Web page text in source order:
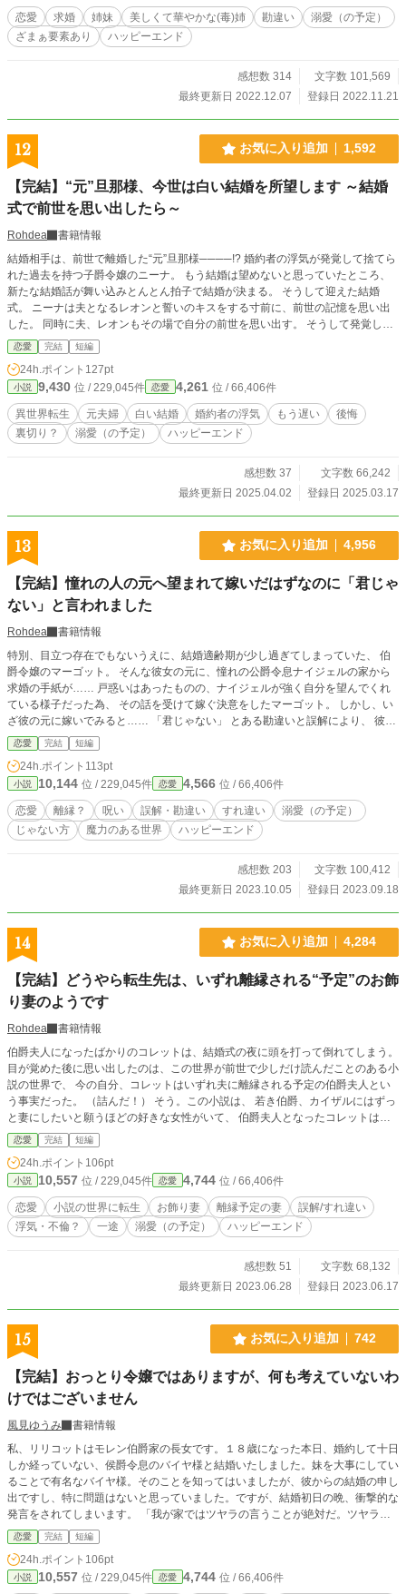
恋愛 求婚 姉妹 美しくて華やかな(毒)姉 勘違い
溺愛（の予定）
ざまぁ要素あり
ハッピーエンド
感想数 314
文字数 101,569
最終更新日 2022.12.07
登録日 2022.11.21
12 お気に入り追加 1,592
【完結】“元”旦那様、今世は白い結婚を所望します ～結婚
式で前世を思い出したら～
Rohdea
書籍情報
結婚相手は、前世で離婚した“元”旦那様────!? 婚約者の浮気が発覚して捨てら
れた過去を持つ子爵令嬢のニーナ。 もう結婚は望めないと思っていたところ、
新たな結婚話が舞い込みとんとん拍子で結婚が決まる。 そうして迎えた結婚
式。 ニーナは夫となるレオンと誓いのキスをする寸前に、前世の記憶を思い出
した。 同時に夫、レオンもその場で自分の前世を思い出す。 そうして発覚した
のは、自分たちは前世で離婚した元夫婦だったということ。 （どうしてこうな
った!?） かつて離婚した相手となんて上手くやって行ける気がしない。 しか
し、この結婚は政略結婚で今は新婚ホヤホヤ。 離縁は簡単ではない…… そんな
ニーナの出した結論は“白い結婚”だった。 こうして、仕方なくやり直し？ の白
い結婚の夫婦生活が始まったけれど……
恋愛 完結 短編
24h.ポイント 127pt
小説 9,430 位 / 229,045件 恋愛 4,261 位 / 66,406件
異世界転生 元夫婦 白い結婚 婚約者の浮気 もう遅い
後悔
裏切り？
溺愛（の予定） ハッピーエンド
感想数 37
文字数 66,242
最終更新日 2025.04.02
登録日 2025.03.17
13 お気に入り追加 4,956
【完結】憧れの人の元へ望まれて嫁いだはずなのに「君じゃ
ない」と言われました
Rohdea
書籍情報
特別、目立つ存在でもないうえに、結婚適齢期が少し過ぎてしまっていた、 伯
爵令嬢のマーゴット。 そんな彼女の元に、憧れの公爵令息ナイジェルの家から
求婚の手紙が…… 戸惑いはあったものの、ナイジェルが強く自分を望んでくれ
ている様子だった為、 その話を受けて嫁ぐ決意をしたマーゴット。 しかし、い
ざ彼の元に嫁いでみると…… 「君じゃない」 とある勘違いと誤解により、 彼が
本当に望んでいたのは自分ではなかったことを知った────……
恋愛 完結 短編
24h.ポイント 113pt
小説 10,144 位 / 229,045件 恋愛 4,566 位 / 66,406件
恋愛 離縁？ 呪い 誤解・勘違い すれ違い
溺愛（の予定）
じゃない方
魔力のある世界 ハッピーエンド
感想数 203
文字数 100,412
最終更新日 2023.10.05
登録日 2023.09.18
14 お気に入り追加 4,284
【完結】どうやら転生先は、いずれ離縁される“予定”のお飾
り妻のようです
Rohdea
書籍情報
伯爵夫人になったばかりのコレットは、結婚式の夜に頭を打って倒れてしまう。
目が覚めた後に思い出したのは、この世界が前世で少しだけ読んだことのある小
説の世界で、 今の自分、コレットはいずれ夫に離縁される予定の伯爵夫人とい
う事実だった。 （詰んだ！） そう。この小説は、 若き伯爵、カイザルにはずっ
と妻にしたいと願うほどの好きな女性がいて、 伯爵夫人となったコレットはそ
の事実を初夜になって初めて聞かされ、 自分が爵位継承の為だけのお飾り妻と
して娶られたこと、カイザルがいずれ離縁するつもりでいることを知る──
─…… というストーリー…… ───だったはず、よね？ （どうしよう……私、こ
の話の結末を知らないわ！） 離縁っていつなの？ その後の自分はどうなるの!?
……もう、結婚しちゃったじゃないの！ （どうせ、捨てられるなら好きに生き
てもいい？） そうして始まった転生者のはずなのに全く未来が分からない、 離
縁される予定のコレットの伯爵夫人生活は───……
恋愛 完結 短編
24h.ポイント 106pt
小説 10,557 位 / 229,045件 恋愛 4,744 位 / 66,406件
恋愛 小説の世界に転生 お飾り妻 離縁予定の妻
誤解/すれ違い
浮気・不倫？
一途 溺愛（の予定） ハッピーエンド
感想数 51
文字数 68,132
最終更新日 2023.06.28
登録日 2023.06.17
15 お気に入り追加 742
【完結】おっとり令嬢ではありますが、何も考えていないわ
けではございません
風見ゆうみ
書籍情報
私、リリコットはモレン伯爵家の長女です。１８歳になった本日、婚約して十日
しか経っていない、侯爵令息のバイヤ様と結婚いたしました。妹を大事にしてい
ることで有名なバイヤ様。そのことを知ってはいましたが、彼からの結婚の申し
出ですし、特に問題はないと思っていました。ですが、結婚初日の晩、衝撃的な
発言をされてしまいます。 「我が家ではツヤラの言うことが絶対だ。ツヤラは
君を嫌っている。いい暮らしはさせてやるし、好きなことをすればいい。そのか
わり、俺たちの目の前に現れるな」と言われ、離れに追いやられてしまいます。
愛のない結婚でしたし、好きなことをさせてもらえるのは助かります。 平然と
している私に、義両親と義妹が嫌がらせをしてきますが、そんなことでへこたれ
恋愛 完結 短編
24h.ポイント 106pt
小説 10,557 位 / 229,045件 恋愛 4,744 位 / 66,406件